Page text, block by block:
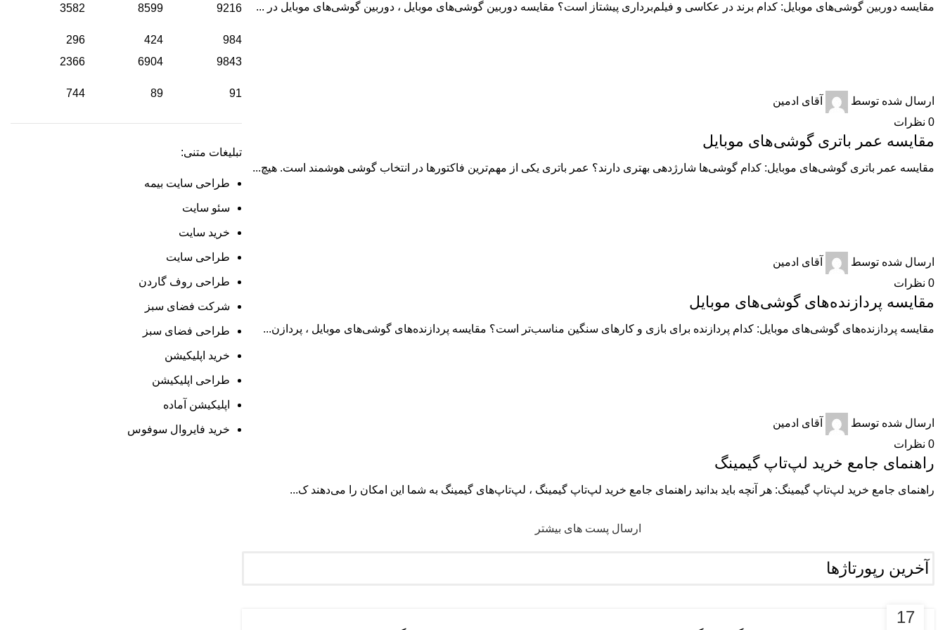
مقایسه دوربین گوشی‌های موبایل: کدام برند در عکاسی و فیلم‌برداری پیشتاز است؟ مقایسه دوربین گوشی‌های موبایل ، دوربین گوشی‌های موبایل در ...
ارسال شده توسط
آقای ادمین
0 نظرات
مقایسه عمر باتری گوشی‌های موبایل
مقایسه عمر باتری گوشی‌های موبایل: کدام گوشی‌ها شارژدهی بهتری دارند؟ عمر باتری یکی از مهم‌ترین فاکتورها در انتخاب گوشی هوشمند است. هیچ‌...
ارسال شده توسط
آقای ادمین
0 نظرات
مقایسه پردازنده‌های گوشی‌های موبایل
مقایسه پردازنده‌های گوشی‌های موبایل: کدام پردازنده برای بازی و کارهای سنگین مناسب‌تر است؟ مقایسه پردازنده‌های گوشی‌های موبایل ، پردازن...
ارسال شده توسط
آقای ادمین
0 نظرات
راهنمای جامع خرید لپ‌تاپ گیمینگ
راهنمای جامع خرید لپ‌تاپ گیمینگ: هر آنچه باید بدانید راهنمای جامع خرید لپ‌تاپ گیمینگ ، لپ‌تاپ‌های گیمینگ به شما این امکان را می‌دهند ک...
ارسال پست های بیشتر
آخرین رپورتاژها
17
9216
984
8599
424
3582
296
9843
91
6904
89
2366
744
تبلیغات متنی:
طراحی سایت بیمه
سئو سایت
خرید سایت
طراحی سایت
طراحی روف گاردن
شرکت فضای سبز
طراحی فضای سبز
خرید اپلیکیشن
طراحی اپلیکیشن
اپلیکیشن آماده
خرید فایروال سوفوس